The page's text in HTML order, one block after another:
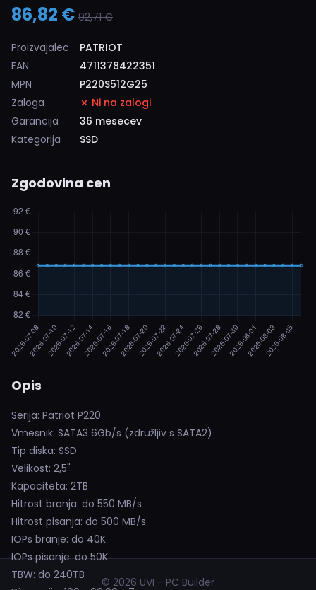
86,82 € 92,71 €
Proizvajalec
PATRIOT
EAN
4711378422351
MPN
P220S512G25
Zaloga
Ni na zalogi
Garancija
36 mesecev
Kategorija
SSD
Zgodovina cen
Opis
Serija: Patriot P220
Vmesnik: SATA3 6Gb/s (združljiv s SATA2)
Tip diska: SSD
Velikost: 2,5"
Kapaciteta: 2TB
Hitrost branja: do 550 MB/s
Hitrost pisanja: do 500 MB/s
IOPs branje: do 40K
IOPs pisanje: do 50K
TBW: do 240TB
© 2026 UVI - PC Builder